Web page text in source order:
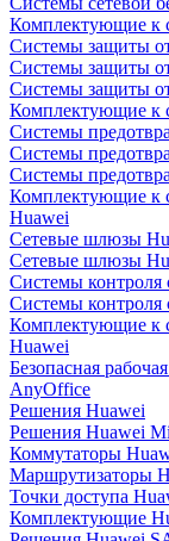
Комплектующие к
Системы защиты
Системы защиты
Системы защиты
Комплектующие к
Системы
Системы
Системы
Комплектующие к
Huawei
Сетевые шлюзы
Сетевые шлюзы
Системы контроля
Системы контроля
Комплектующие к
Huawei
Безопасная
AnyOffice
Решения Huawei
Решения Huawei
Коммутаторы
Маршрутизаторы
Точки доступа
Комплектующие